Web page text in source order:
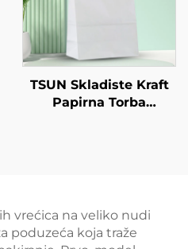
TSUN Skladiste Kraft
Papirna Torba
vrećica na veliko nudi
poduzeća koja traže